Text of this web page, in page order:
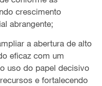
crescimento
abrangente;
a abertura de alto
eficaz com um
uso do papel decisivo
e fortalecendo